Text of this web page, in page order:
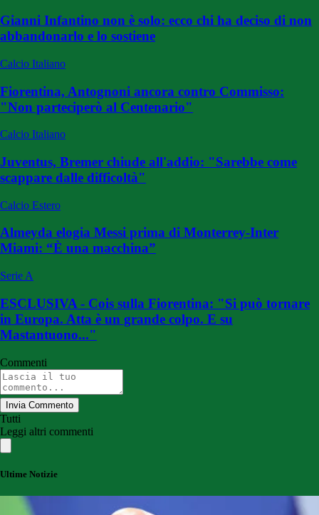
Gianni Infantino non è solo: ecco chi ha deciso di non
abbandonarlo e lo sostiene
Calcio Italiano
Fiorentina, Antognoni ancora contro Commisso:
"Non parteciperò al Centenario"
Calcio Italiano
Juventus, Bremer chiude all'addio: "Sarebbe come
scappare dalle difficoltà"
Calcio Estero
Almeyda elogia Messi prima di Monterrey-Inter
Miami: “È una macchina”
Serie A
ESCLUSIVA - Cois sulla Fiorentina: "Si può tornare
in Europa. Atta è un grande colpo. E su
Mastantuono..."
Commenti
Invia Commento
Tutti
Leggi altri commenti
Ultime Notizie